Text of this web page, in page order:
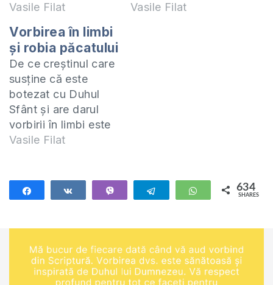
Vasile Filat Vasile Filat
Vorbirea în limbi
și robia păcatului
De ce creștinul care
susține că este
botezat cu Duhul
Sfânt și are darul
vorbirii în limbi este
biruit de păcat și
INSTAGRAM?
Urmărește pagina
Filat:
http://bit.ly/2mul2Ml
► ABONEAZĂ-TE la
canalul nostru de
Vasile Filat
Telegram WhatsApp
634
SHARES